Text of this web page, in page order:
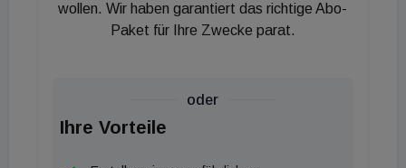
Immobilien, ebenso Tochter der Aurez Immobilien,
ist sich sicher: "Mit Armin Achtsnit haben wir den
und die Vernetzung mit erstklassigen Experten und
Dienstleistern echten Mehrwert beim
wollen. Wir haben garantiert das richtige Abo-
Paket für Ihre Zwecke parat.
oder
Ihre Vorteile